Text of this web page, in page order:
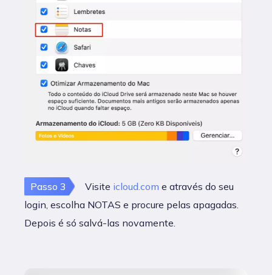
Passo 3 Visite icloud.com e através do seu
login, escolha NOTAS e procure pelas apagadas.
Depois é só salvá-las novamente.